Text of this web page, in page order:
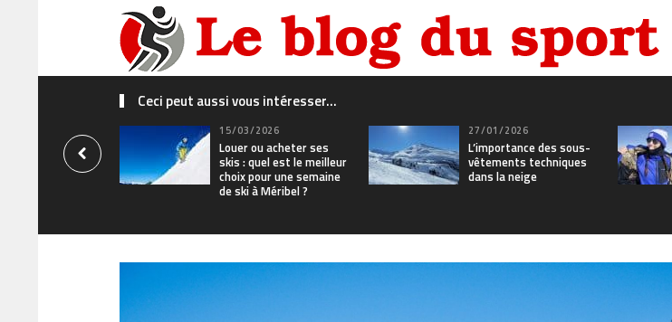
Ceci peut aussi vous intéresser...
15/03/2026
Louer ou acheter ses
skis : quel est le meilleur
choix pour une semaine
de ski à Méribel ?
27/01/2026
L’importance des sous-
vêtements techniques
dans la neige